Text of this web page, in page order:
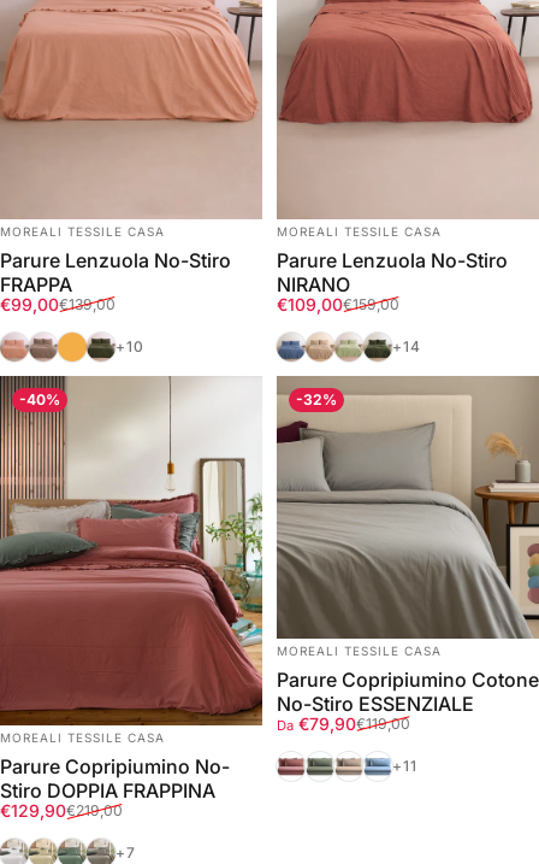
FORNITORE:
MOREALI TESSILE CASA
Parure Lenzuola No-Stiro
FRAPPA
Prezzo scontato
€99,00
Prezzo di listino
€139,00
FardTortora
OcraEden+10
FORNITORE:
MOREALI TESSILE CASA
Parure Lenzuola No-Stiro
NIRANO
Prezzo scontato
€109,00
Prezzo di listino
€159,00
DenimDeserto
MelaEden+14
-40%
FORNITORE:
MOREALI TESSILE CASA
Parure Copripiumino No-
Stiro DOPPIA FRAPPINA
Prezzo scontato
€129,90
Prezzo di listino
€219,00
Bianco
CordaVerdeTortora
+7
-32%
FORNITORE:
MOREALI TESSILE CASA
Parure Copripiumino Cotone
No-Stiro ESSENZIALE
Prezzo scontato
Da €79,90
Prezzo di listino
€119,00
Marrakech
VerdeDeserto
Azzurro Polvere
+11